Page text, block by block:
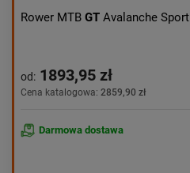
Rower MTB GT Avalanche Sport
od: 1893,95 zł
Cena katalogowa: 2859,90 zł
Darmowa dostawa